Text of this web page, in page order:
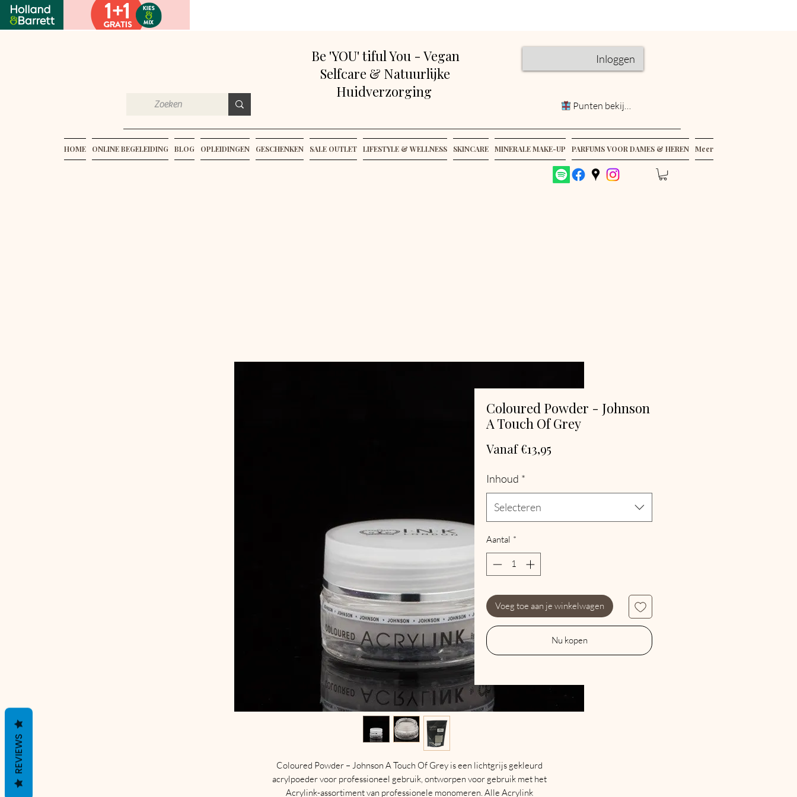
Be 'YOU' tiful You - Vegan
Selfcare & Natuurlijke
Huidverzorging
Inloggen
Punten bekijken
HOME ONLINE BEGELEIDING BLOG OPLEIDINGEN GESCHENKEN SALE OUTLET LIFESTYLE & WELLNESS SKINCARE MINERALE MAKE-UP PARFUMS VOOR DAMES & HEREN Meer
Coloured Powder - Johnson
A Touch Of Grey
Vanaf€13,95
Inhoud *
Selecteren
Aantal *
Voeg toe aan je winkelwagen
Nu kopen
Coloured Powder – Johnson A Touch Of Grey is een lichtgrijs gekleurd
acrylpoeder voor professioneel gebruik, ontworpen voor gebruik met het
Acrylink-assortiment van professionele monomeren. Alle Acrylink
REVIEWS